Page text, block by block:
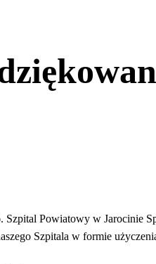
Powiatowy w Jarocinie
Szpitala w formie